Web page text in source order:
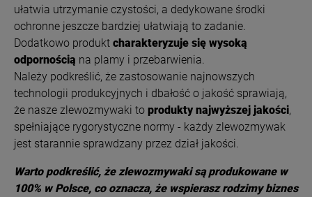
ułatwia utrzymanie czystości, a dedykowane środki
ochronne jeszcze bardziej ułatwiają to zadanie.
Dodatkowo produkt charakteryzuje się wysoką
odpornością na plamy i przebarwienia.
Należy podkreślić, że zastosowanie najnowszych
technologii produkcyjnych i dbałość o jakość sprawiają,
że nasze zlewozmywaki to produkty najwyższej jakości,
spełniające rygorystyczne normy - każdy zlewozmywak
jest starannie sprawdzany przez dział jakości.
Warto podkreślić, że zlewozmywaki są produkowane w
100% w Polsce, co oznacza, że wspierasz rodzimy biznes